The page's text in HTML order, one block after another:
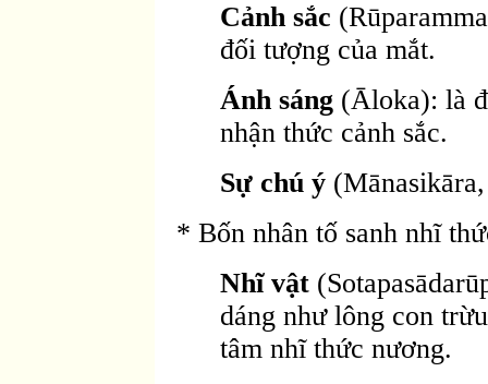
Cảnh sắc
đối tượng của mắt.
Ánh sáng(Āloka): là
nhận thức cảnh sắc.
Sự chú ý
* Bốn nhân tố sanh nhĩ
Nhĩ vật
dáng như lông con
tâm nhĩ thức nương.